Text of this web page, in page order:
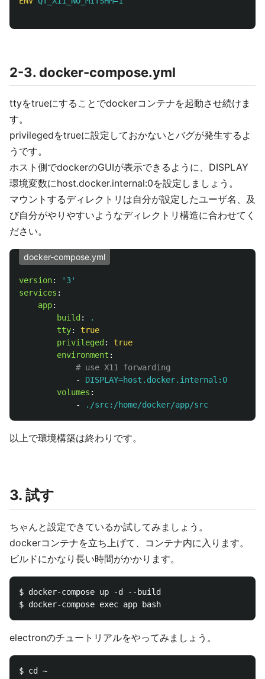
2-3. docker-compose.yml
ttyをtrueにすることでdockerコンテナを起動させ続けま
す。
privilegedをtrueに設定しておかないとバグが発生するよ
うです。
ホスト側でdockerのGUIが表示できるように、DISPLAY
環境変数にhost.docker.internal:0を設定しましょう。
マウントするディレクトリは自分が設定したユーザ名、及
び自分がやりやすいようなディレクトリ構造に合わせてく
ださい。
docker-compose.yml
version: ' 3'
services :
app:
build :
.
tty:
true
privileged :
true
environment :
# use X11 forwarding
-
DISPLAY=host.docker.internal:0
volumes :
-
./src:/home/docker/app/src
以上で環境構築は終わりです。
3. 試す
ちゃんと設定できているか試してみましょう。
dockerコンテナを立ち上げて、コンテナ内に入ります。
ビルドにかなり長い時間がかかります。
$ docker-compose up -d --build
electronのチュートリアルをやってみましょう。
$ cd ~